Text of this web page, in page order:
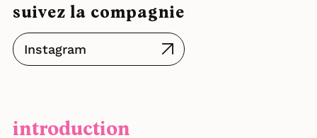
suivez la compagnie
Instagram
introduction